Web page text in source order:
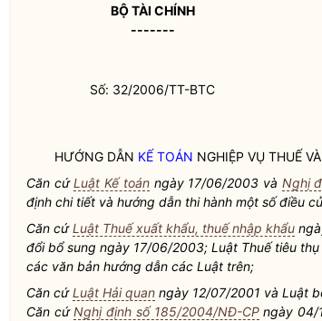
BỘ TÀI CHÍNH
-------
Số: 32/2006/TT-BTC
HƯỚNG DẪN KẾ TOÁN NGHIỆP VỤ THUẾ
Căn cứLuật Kế toánngày 17/06/2003 và Nghị
định chi tiết và hướng dẫn thi hành một số điều
Căn cứLuật Thuế xuất khẩu, thuế nhập khẩu
đổi bổ sung ngày 17/06/2003; Luật Thuế tiêu
các văn bản hướng dẫn các Luật trên;
Căn cứLuật Hải quan ngày 12/07/2001 và Luật
Căn cứNghị định số 185/2004/NĐ-CPngày 04/